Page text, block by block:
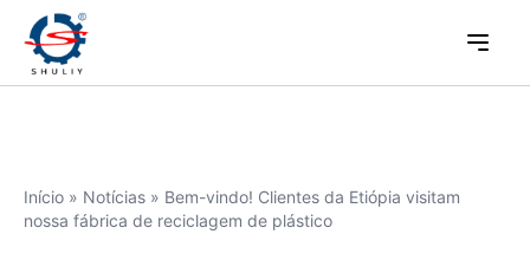
Início » Notícias » Bem-vindo! Clientes da Etiópia visitam
nossa fábrica de reciclagem de plástico